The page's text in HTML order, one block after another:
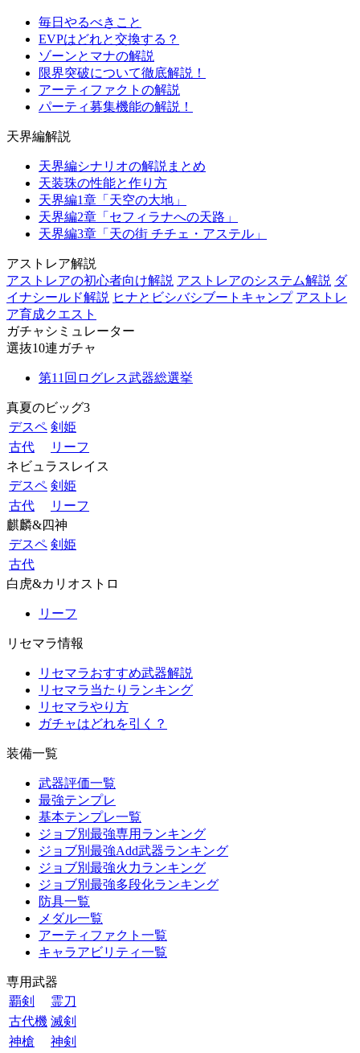
毎日やるべきこと
EVPはどれと交換する？
ゾーンとマナの解説
限界突破について徹底解説！
アーティファクトの解説
パーティ募集機能の解説！
天界編解説
天界編シナリオの解説まとめ
天装珠の性能と作り方
天界編1章「天空の大地」
天界編2章「セフィラナへの天路」
天界編3章「天の街 チチェ・アステル」
アストレア解説
アストレアの初心者向け解説 アストレアのシステム解説 ダ
イナシールド解説 ヒナとビシバシブートキャンプ アストレ
ア育成クエスト
ガチャシミュレーター
選抜10連ガチャ
第11回ログレス武器総選挙
真夏のビッグ3
デスペ 剣姫
古代
リーフ
ネビュラスレイス
デスペ 剣姫
古代
リーフ
麒麟&四神
デスペ 剣姫
古代
白虎&カリオストロ
リーフ
リセマラ情報
リセマラおすすめ武器解説
リセマラ当たりランキング
リセマラやり方
ガチャはどれを引く？
装備一覧
武器評価一覧
最強テンプレ
基本テンプレ一覧
ジョブ別最強専用ランキング
ジョブ別最強Add武器ランキング
ジョブ別最強火力ランキング
ジョブ別最強多段化ランキング
防具一覧
メダル一覧
アーティファクト一覧
キャラアビリティ一覧
専用武器
覇剣
霊刀
古代機 滅剣
神槍
神剣